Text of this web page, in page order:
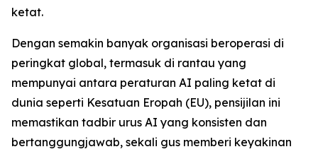
ketat.
Dengan semakin banyak organisasi beroperasi di
peringkat global, termasuk di rantau yang
mempunyai antara peraturan AI paling ketat di
dunia seperti Kesatuan Eropah (EU), pensijilan ini
memastikan tadbir urus AI yang konsisten dan
bertanggungjawab, sekali gus memberi keyakinan